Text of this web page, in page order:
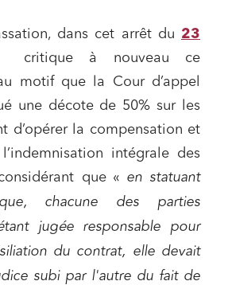
dans cet arrêt du 23
à nouveau ce
motif que la Cour d’appel
une décote de 50% sur les
d’opérer la compensation et
intégrale des
que « en statuant
chacune des parties
jugée responsable pour
du contrat, elle devait
subi par l'autre du fait de